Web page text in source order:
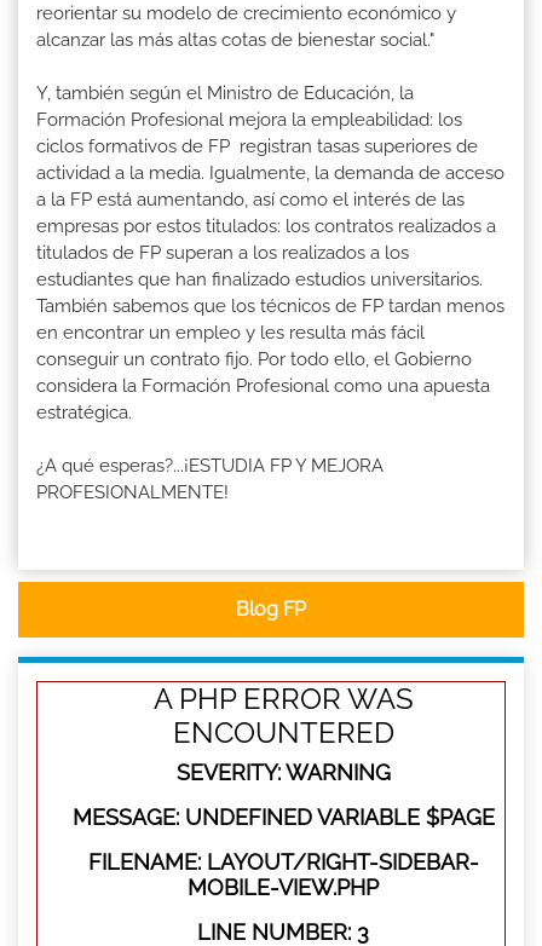
reorientar su modelo de crecimiento económico y
alcanzar las más altas cotas de bienestar social."
Y, también según el Ministro de Educación, la
Formación Profesional mejora la empleabilidad: los
ciclos formativos de FP registran tasas superiores de
actividad a la media. Igualmente, la demanda de acceso
a la FP está aumentando, así como el interés de las
empresas por estos titulados: los contratos realizados a
titulados de FP superan a los realizados a los
estudiantes que han finalizado estudios universitarios.
También sabemos que los técnicos de FP tardan menos
en encontrar un empleo y les resulta más fácil
conseguir un contrato fijo. Por todo ello, el Gobierno
considera la Formación Profesional como una apuesta
estratégica.
¿A qué esperas?...¡ESTUDIA FP Y MEJORA
PROFESIONALMENTE!
Blog FP
A PHP ERROR WAS
ENCOUNTERED
SEVERITY: WARNING
MESSAGE: UNDEFINED VARIABLE $PAGE
FILENAME: LAYOUT/RIGHT-SIDEBAR-
MOBILE-VIEW.PHP
LINE NUMBER: 3